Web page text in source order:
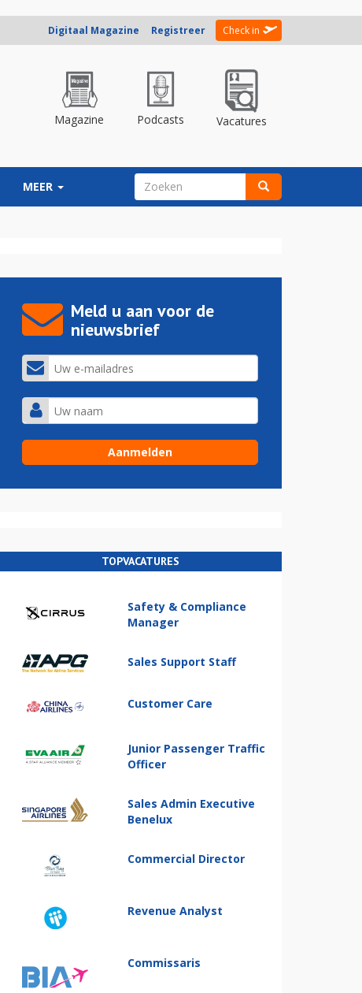
Digitaal Magazine Registreer Check in
Magazine Podcasts Vacatures
MEER ZOEKVELD
Meld u aan voor de
nieuwsbrief
TOPVACATURES
Safety & Compliance
Manager
Sales Support Staff
Customer Care
Junior Passenger Traffic
Officer
Sales Admin Executive
Benelux
Commercial Director
Revenue Analyst
Commissaris